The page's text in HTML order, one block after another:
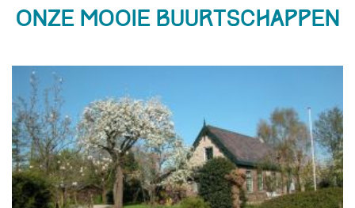
Onze mooie buurtschappen